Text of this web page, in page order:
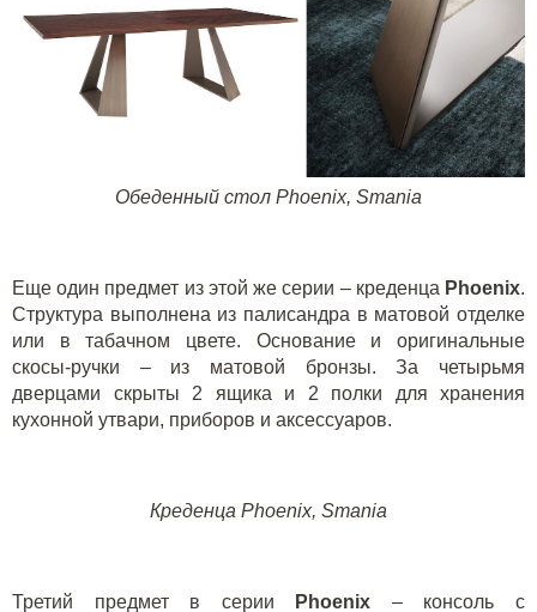
Обеденный стол Phoenix, Smania
Еще один предмет из этой же серии – креденца Phoenix.
Структура выполнена из палисандра в матовой отделке
или в табачном цвете. Основание и оригинальные
скосы-ручки – из матовой бронзы. За четырьмя
дверцами скрыты 2 ящика и 2 полки для хранения
кухонной утвари, приборов и аксессуаров.
Креденца Phoenix, Smania
Третий предмет в серии Phoenix
– консоль с